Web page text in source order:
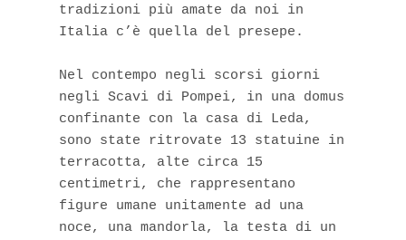
tradizioni più amate da noi in
Italia c’è quella del presepe.
Nel contempo negli scorsi giorni
negli Scavi di Pompei, in una domus
confinante con la casa di Leda,
sono state ritrovate 13 statuine in
terracotta, alte circa 15
centimetri, che rappresentano
figure umane unitamente ad una
noce, una mandorla, la testa di un